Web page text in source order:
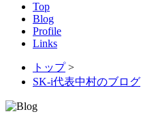
Top
Blog
Profile
Links
トップ>
SK-i代表中村のブログ